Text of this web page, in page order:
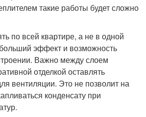
такие работы будет сложно
по всей квартире, а не в одной
эффект и возможность
Важно между слоем
отделкой оставлять
вентиляции. Это не позволит на
конденсату при